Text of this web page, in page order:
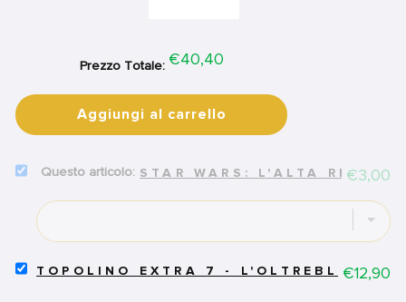
Prezzo Totale: Price
€40,40
Aggiungi al carrello
SELECT
WARS:
L'ALTA
REPUBBLICA
FOR
STAR WARS: L'ALTA Price
€3,00
SELECT
TOPOLINO EXTRA 7 - L'OLTREBLU DI
Price
€12,90